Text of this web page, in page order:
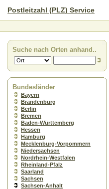
Postleitzahl (PLZ) Service
Suche nach Orten anhand..
Bundesländer
Bayern
Brandenburg
Berlin
Bremen
Baden-Württemberg
Hessen
Hamburg
Mecklenburg-Vorpommern
Niedersachsen
Nordrhein-Westfalen
Rheinland-Pfalz
Saarland
Sachsen
Sachsen-Anhalt